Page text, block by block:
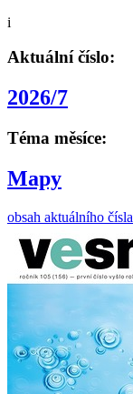
i
Aktuální číslo:
2026/7
Téma měsíce:
Mapy
obsah aktuálního čísla